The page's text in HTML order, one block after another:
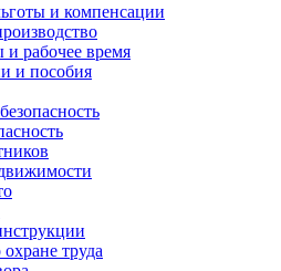
и компенсации
рабочее время
и пособия
труда